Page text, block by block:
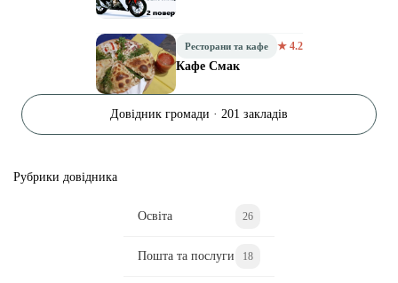
Ресторани та кафе ★ 4.2
Кафе Смак
Довідник громади · 201 закладів
Рубрики довідника
Освіта 26
Пошта та послуги 18